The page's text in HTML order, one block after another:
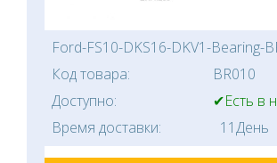
Ford-FS10-DKS16-DKV1-Bearing-
Код товара:
BR010
Доступно:
✔Есть в
Время доставки:
11День